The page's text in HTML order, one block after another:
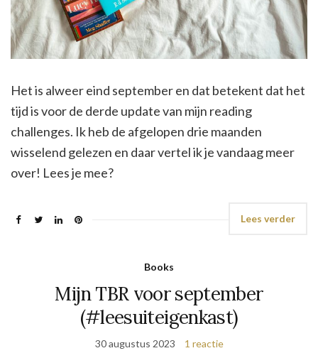
Het is alweer eind september en dat betekent dat het
tijd is voor de derde update van mijn reading
challenges. Ik heb de afgelopen drie maanden
wisselend gelezen en daar vertel ik je vandaag meer
over! Lees je mee?
Lees verder
Books
Mijn TBR voor september
(#leesuiteigenkast)
30 augustus 2023 1 reactie